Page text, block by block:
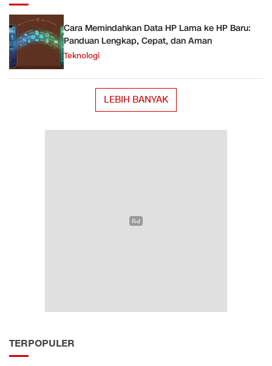
Cara Memindahkan Data HP Lama ke HP Baru:
Panduan Lengkap, Cepat, dan Aman
Teknologi
LEBIH BANYAK
TERPOPULER